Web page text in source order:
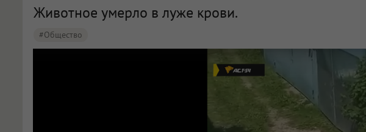
Животное умерло в луже крови.
#Общество